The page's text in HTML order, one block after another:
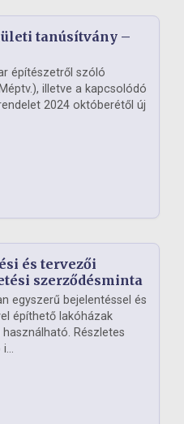
tanúsítvány –
építészetről szóló
illetve a kapcsolódó
2024 októberétől új
és tervezői
szerződésminta
egyszerű bejelentéssel és
építhető lakóházak
Részletes